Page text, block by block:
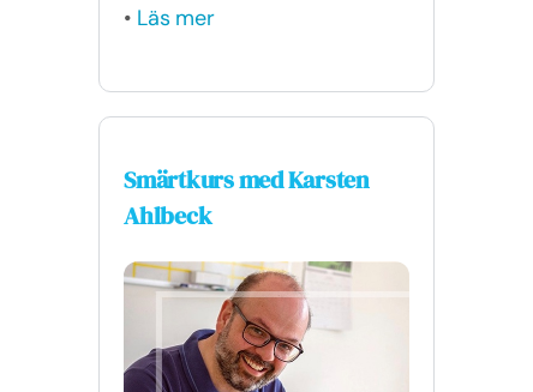
• Läs mer
Smärtkurs med Karsten
Ahlbeck